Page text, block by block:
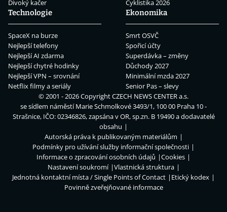
Divoký kačer
Cyklistika 2026
Technologie
SpaceX na burze
Nejlepší telefony
Nejlepší AI zdarma
Nejlepší chytré hodinky
Nejlepší VPN – srovnání
Netflix filmy a seriály
Ekonomika
Smrt OSVČ
Spořicí účty
Superdávka – změny
Důchody 2027
Minimální mzda 2027
Senior Pas – slevy
© 2001 - 2026 CopyrightCZECH NEWS CENTER a.s.
se sídlem náměstí Marie Schmolkové 3493/1, 100 00 Praha 10 -
Strašnice, IČO: 02346826, zapsána v OR, sp.zn. B 19490 a dodavatelé
obsahu
Autorská práva k publikovaným materiálům
Podmínky pro užívání služby informační společnosti
Informace o zpracování osobních údajů
Cookies
Nastavení soukromí
Vlastnická struktura
Jednotná kontaktní místa / Single Points of Contact
Etický kodex
Povinně zveřejňované informace